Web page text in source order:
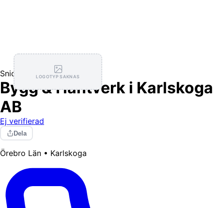
LOGOTYP SAKNAS
Snickare
Bygg & Hantverk i Karlskoga
AB
Ej verifierad
Dela
Örebro Län • Karlskoga